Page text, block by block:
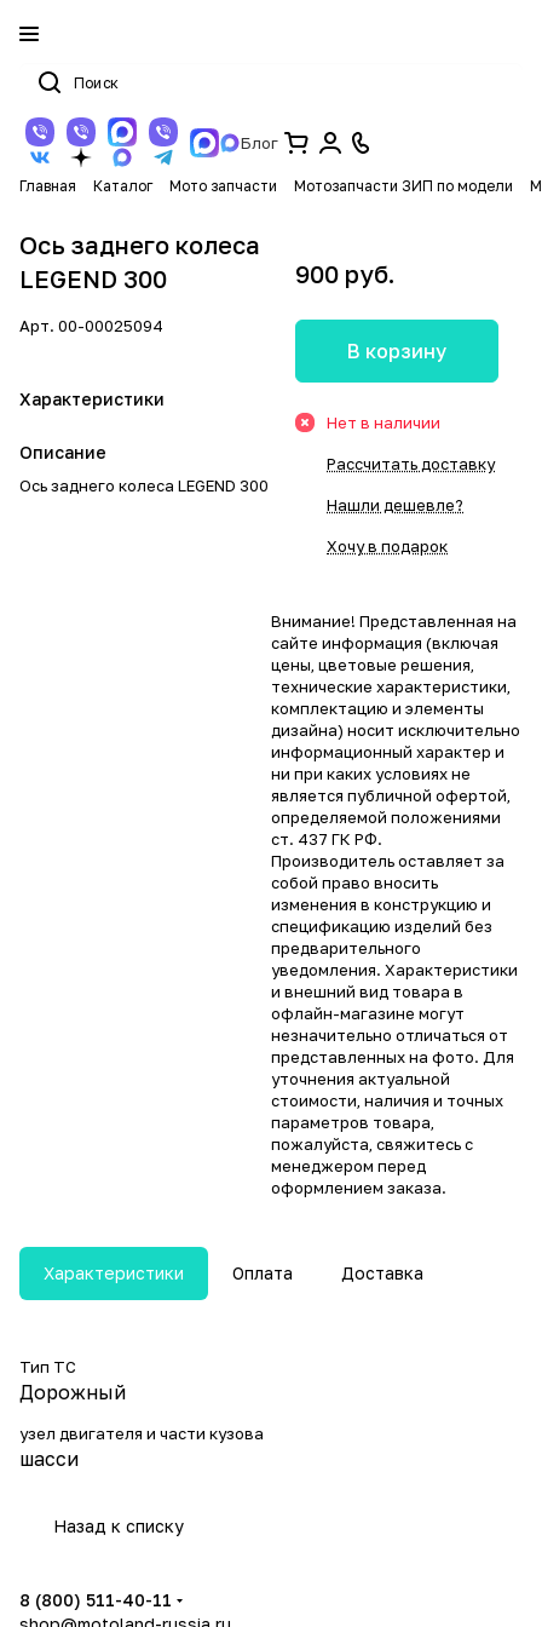
Блог
Главная Каталог Мото запчасти Мотозапчасти ЗИП по модели
Ось заднего колеса
LEGEND 300
Арт. 00-00025094
Характеристики
Описание
Ось заднего колеса LEGEND 300
900 руб.
В корзину
Нет в наличии
Рассчитать доставку
Нашли дешевле?
Хочу в подарок
Внимание! Представленная на
сайте информация (включая
цены, цветовые решения,
технические характеристики,
комплектацию и элементы
дизайна) носит исключительно
информационный характер и
ни при каких условиях не
является публичной офертой,
определяемой положениями
ст. 437 ГК РФ.
Производитель оставляет за
собой право вносить
изменения в конструкцию и
спецификацию изделий без
предварительного
уведомления. Характеристики
и внешний вид товара в
офлайн-магазине могут
незначительно отличаться от
представленных на фото. Для
уточнения актуальной
стоимости, наличия и точных
параметров товара,
пожалуйста, свяжитесь с
менеджером перед
оформлением заказа.
Характеристики Оплата Доставка
Тип ТС
Дорожный
узел двигателя и части кузова
шасси
Назад к списку
8 (800) 511-40-11